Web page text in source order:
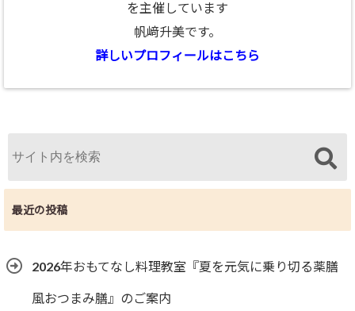
を主催しています
帆﨑升美です。
詳しいプロフィールはこちら
最近の投稿
2026年おもてなし料理教室『夏を元気に乗り切る薬膳
風おつまみ膳』のご案内